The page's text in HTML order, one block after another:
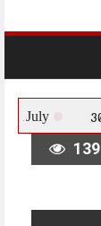
23Rd July
139